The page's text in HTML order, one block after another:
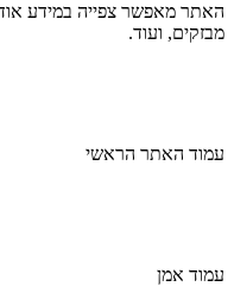
האתר מאפשר צפייה במידע
מבזקים, ועוד.
עמוד האתר הראשי
עמוד אמן